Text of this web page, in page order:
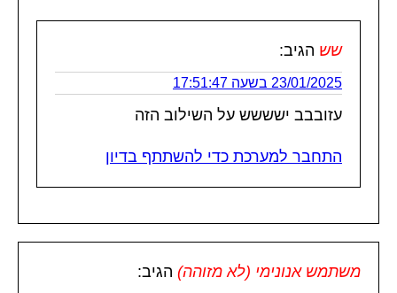
שש הגיב:
23/01/2025 בשעה 17:51:47
עזובבב ישששש על השילוב הזה
התחבר למערכת כדי להשתתף בדיון
משתמש אנונימי (לא מזוהה) הגיב: